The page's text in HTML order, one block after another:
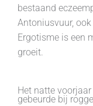
bestaand
Antoniusvuur,
Ergotisme is een
groeit.
Het natte
gebeurde bij